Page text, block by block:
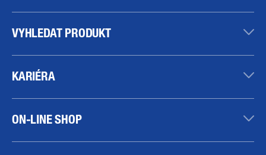
VYHLEDAT PRODUKT
KARIÉRA
ON-LINE SHOP